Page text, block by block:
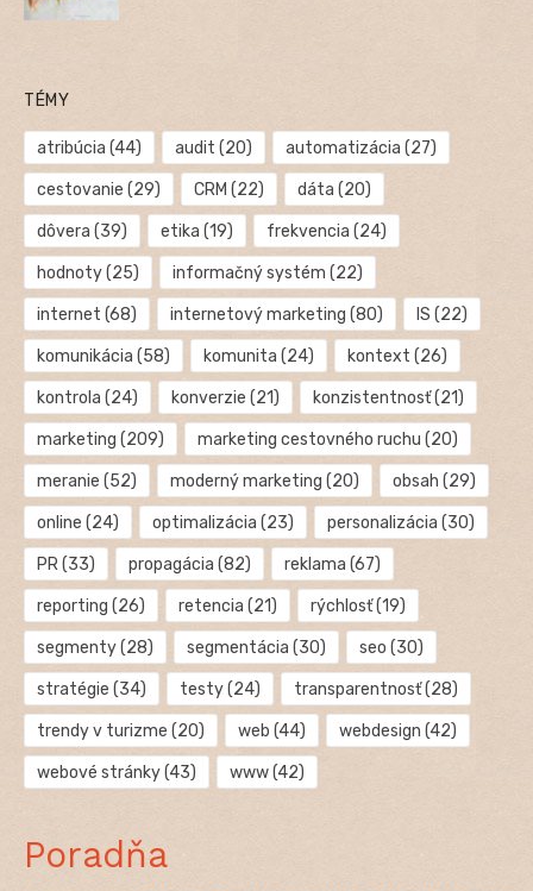
TÉMY
atribúcia (44) audit (20) automatizácia (27)
cestovanie (29) CRM (22) dáta (20)
dôvera (39) etika (19) frekvencia (24)
hodnoty(25) informačný systém (22)
internet (68) internetový marketing (80) IS (22)
komunikácia (58) komunita (24) kontext (26)
kontrola (24) konverzie (21) konzistentnosť(21)
marketing (209) marketing cestovného ruchu (20)
meranie (52) moderný marketing (20) obsah (29)
online (24) optimalizácia (23) personalizácia (30)
PR(33) propagácia (82) reklama (67)
reporting (26) retencia (21) rýchlosť(19)
segmenty(28) segmentácia (30) seo (30)
stratégie (34) testy(24) transparentnosť(28)
trendy v turizme (20) web (44) webdesign (42)
webové stránky(43) www(42)
Poradňa